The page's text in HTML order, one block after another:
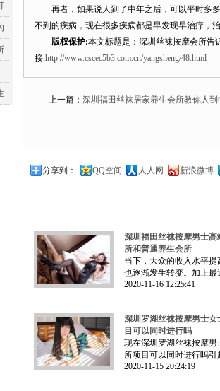
再者，如果说人到了中年之后，可以平时多多
不到的疾病，现在很多疾病都是早发现早治疗，治
版权保护:本文标题是：深圳丝袜按摩会所告
接:http://www.cscec5b3.com.cn/yangsheng/48.html
上一篇： 深圳福田丝袜居家养生会所教你人
分享到： QQ空间 人人网 新浪微博
深圳福田丝袜按摩男士高
所和普通养生会所
当下，大众的收入水平提
也逐渐发生转变。加上最
2020-11-16 12:25:41
深圳罗湖丝袜按摩男士女
目可以同时进行吗
现在深圳罗湖丝袜按摩男
所项目可以同时进行吗引
2020-11-15 20:24:19